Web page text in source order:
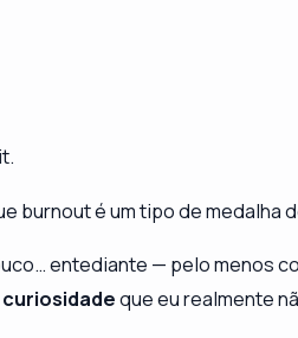
burnout é um tipo de medalha
entediante — pelo menos
que eu realmente